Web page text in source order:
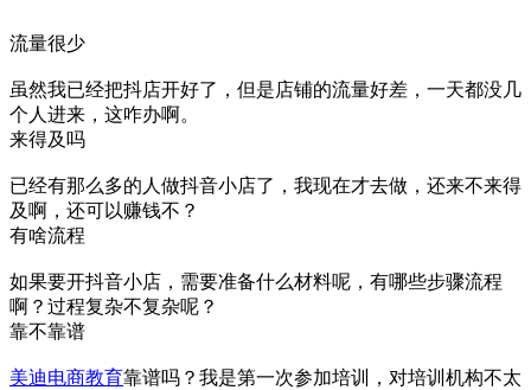
流量很少
虽然我已经把抖店开好了，但是店铺的流量好差，一天都没几
个人进来，这咋办啊。
来得及吗
已经有那么多的人做抖音小店了，我现在才去做，还来不来得
及啊，还可以赚钱不？
有啥流程
如果要开抖音小店，需要准备什么材料呢，有哪些步骤流程
啊？过程复杂不复杂呢？
靠不靠谱
美迪电商教育靠谱吗？我是第一次参加培训，对培训机构不太